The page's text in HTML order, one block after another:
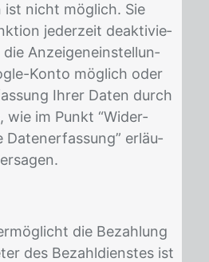
ist nicht mög­lich. Sie
je­der­zeit de­ak­ti­vie­
die An­zei­gen­ein­stel­lun­
Kon­to mög­lich oder
Ih­rer Da­ten durch
wie im Punkt “Wi­der­
Da­ten­er­fas­sung” er­läu­
die Be­zah­lung
des Be­zahl­diens­tes ist